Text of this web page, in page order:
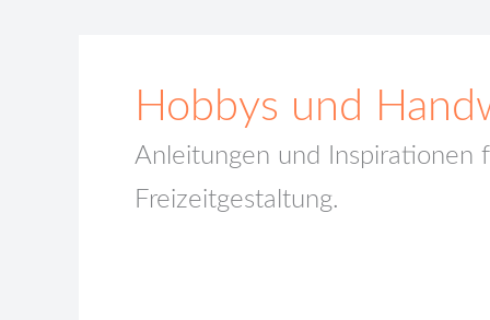
Hobbys und
Anleitungen und Inspirationen
Freizeitgestaltung.